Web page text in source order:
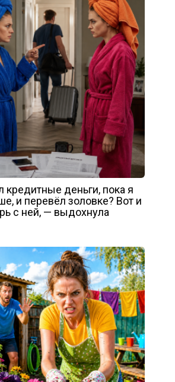
кредитные деньги, пока я
и перевёл золовке? Вот и
с ней, — выдохнула